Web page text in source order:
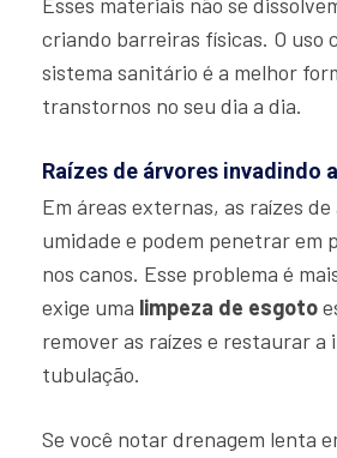
criando barreiras físicas. O uso
sistema sanitário é a melhor
transtornos no seu dia a dia.
Raízes de árvores invadindo
Em áreas externas, as raízes
umidade e podem penetrar em
nos canos. Esse problema é
exige uma limpeza de esgoto
remover as raízes e restaurar a
tubulação.
Se você notar drenagem lenta